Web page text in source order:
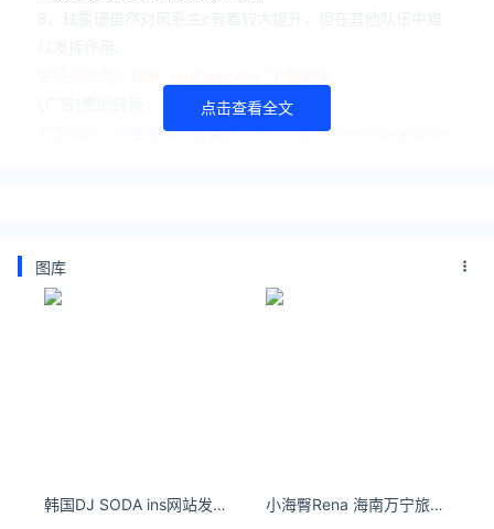
四季很好，只要有你，文娱排行榜：https://www.yaopaimin
本文由
处( 爱尖刀 )及本页链接。
点击查看全文
图库
韩国DJ SODA ins网站发泳装照秀火爆身材 小海臀Rena 海南万宁旅拍性感粉色服饰